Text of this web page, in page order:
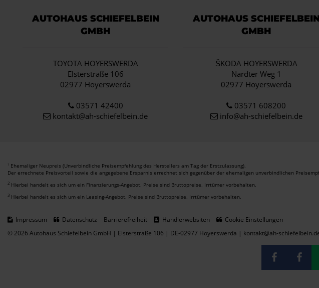
AUTOHAUS SCHIEFELBEIN
GMBH
TOYOTA HOYERSWERDA
Elsterstraße 106
02977 Hoyerswerda
03571 42400
kontakt@ah-schiefelbein.de
AUTOHAUS
GMBH
ŠKODA HOYERSWERDA
Nardter Weg 1
02977 Hoyerswerda
03571 608200
info@ah-schiefelbein.de
1 Ehemaliger Neupreis (Unverbindliche Preisempfehlung des Herstellers am Tag der Erstzulassung).
Der errechnete Preisvorteil sowie die angegebene Ersparnis errechnet sich gegenüber der ehemaligen unverbindlichen
2 Hierbei handelt es sich um ein Finanzierungs-Angebot. Preise sind Bruttopreise. Irrtümer vorbehalten.
3 Hierbei handelt es sich um ein Leasing-Angebot. Preise sind Bruttopreise. Irrtümer vorbehalten.
Impressum Datenschutz Barrierefreiheit Händlerwebsiten
Cookie Einstellungen
© 2026 Autohaus Schiefelbein GmbH | Elsterstraße 106 | DE-02977 Hoyerswerda | kontakt@ah-